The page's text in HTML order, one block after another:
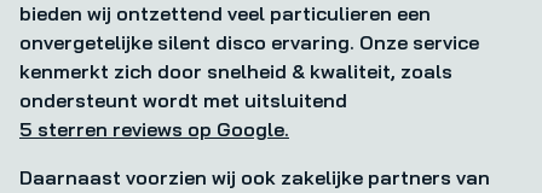
bieden wij ontzettend veel particulieren een
onvergetelijke silent disco ervaring. Onze service
kenmerkt zich door snelheid & kwaliteit, zoals
ondersteunt wordt met uitsluitend
5 sterren reviews op Google.
Daarnaast voorzien wij ook zakelijke partners van